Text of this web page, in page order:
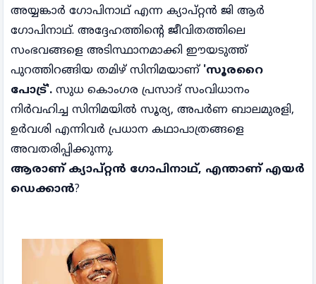
അയ്യങ്കാർ ഗോപിനാഥ് എന്ന ക്യാപ്റ്റൻ ജി ആർ
ഗോപിനാഥ്. അദ്ദേഹത്തിന്റെ ജീവിതത്തിലെ
സംഭവങ്ങളെ അടിസ്ഥാനമാക്കി ഈയടുത്ത്
പുറത്തിറങ്ങിയ തമിഴ് സിനിമയാണ്'സൂരറൈ
പോട്ര്'. സുധ കൊംഗര പ്രസാദ് സംവിധാനം
നിർവഹിച്ച സിനിമയിൽ സൂര്യ, അപർണ ബാലമുരളി,
ഉർവശി എന്നിവർ പ്രധാന കഥാപാത്രങ്ങളെ
അവതരിപ്പിക്കുന്നു.
ആരാണ് ക്യാപ്റ്റൻ ഗോപിനാഥ്, എന്താണ് എയർ
ഡെക്കാൻ?